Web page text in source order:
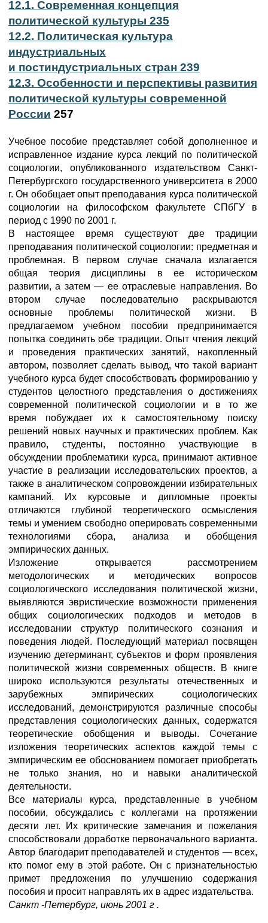
12.1. Современная концепция
политической культуры 235
12.2. Политическая культура
индустриальных
и постиндустриальных стран 239
12.3. Особенности и перспективы развития
политической культуры современной
России 257
Учебное пособие представляет собой дополненное и
исправленное издание курса лекций по политической
социологии, опубликованного издательством Санкт-
Петербургского государственного университета в 2000
г. Он обобщает опыт преподавания курса политической
социологии на философском факультете СПбГУ в
период с 1990 по 2001 г.
В настоящее время существуют две традиции
преподавания политической социологии: предметная и
проблемная. В первом случае сначала излагается
общая теория дисциплины в ее историческом
развитии, а затем — ее отраслевые направления. Во
втором случае последовательно раскрываются
основные проблемы политической жизни. В
предлагаемом учебном пособии предпринимается
попытка соединить обе традиции. Опыт чтения лекций
и проведения практических занятий, накопленный
автором, позволяет сделать вывод, что такой вариант
учебного курса будет способствовать формированию у
студентов целостного представления о достижениях
современной политической социологии и в то же
время побуждает их к самостоятельному поиску
решений новых научных и практических проблем. Как
правило, студенты, постоянно участвующие в
обсуждении проблематики курса, принимают активное
участие в реализации исследовательских проектов, а
также в аналитическом сопровождении избирательных
кампаний. Их курсовые и дипломные проекты
отличаются глубиной теоретического осмысления
темы и умением свободно оперировать современными
технологиями сбора, анализа и обобщения
эмпирических данных.
Изложение открывается рассмотрением
методологических и методических вопросов
социологического исследования политической жизни,
выявляются эвристические возможности применения
общих социологических подходов и методов в
исследовании структур политического сознания и
поведения людей. Последующий материал посвящен
изучению детерминант, субъектов и форм проявления
политической жизни современных обществ. В книге
широко используются результаты отечественных и
зарубежных эмпирических социологических
исследований, демонстрируются различные способы
представления социологических данных, содержатся
теоретические обобщения и выводы. Сочетание
изложения теоретических аспектов каждой темы с
эмпирическим ее обоснованием помогает приобретать
не только знания, но и навыки аналитической
деятельности.
Все материалы курса, представленные в учебном
пособии, обсуждались с коллегами на протяжении
десяти лет. Их критические замечания и пожелания
способствовали доработке первоначального варианта.
Автор благодарит преподавателей и студентов — всех,
кто помог ему в этой работе. Он с признательностью
примет предложения по улучшению содержания
пособия и просит направлять их в адрес издательства.
Санкт -Петербург, июнь 2001 г .